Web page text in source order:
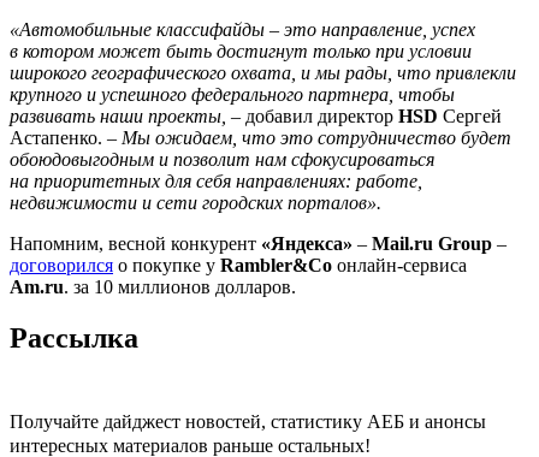
«Автомобильные классифайды – это направление, успех
в котором может быть достигнут только при условии
широкого географического охвата, и мы рады, что привлекли
крупного и успешного федерального партнера, чтобы
развивать наши проекты, – добавил директор HSD Сергей
Астапенко. – Мы ожидаем, что это сотрудничество будет
обоюдовыгодным и позволит нам сфокусироваться
на приоритетных для себя направлениях: работе,
недвижимости и сети городских порталов».
Напомним, весной конкурент «Яндекса» – Mail.ru Group –
договорился о покупке у Rambler&Co онлайн-сервиса
Am.ru. за 10 миллионов долларов.
Рассылка
Получайте дайджест новостей, статистику АЕБ и анонсы
интересных материалов раньше остальных!